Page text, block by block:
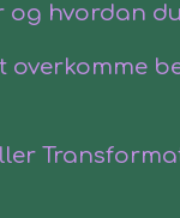
hvordan